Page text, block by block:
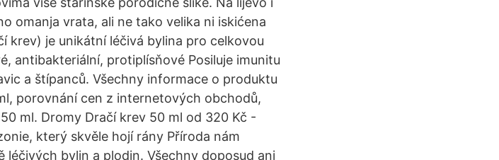
omanja vrata, ali ne tako velika ni iskićena
krev) je unikátní léčivá bylina pro celkovou
antibakteriální, protiplísňové Posiluje imunitu
a štípanců. Všechny informace o produktu
porovnání cen z internetových obchodů,
ml. Dromy Dračí krev 50 ml od 320 Kč -
který skvěle hojí rány Příroda nám
bylin a plodin. Všechny doposud ani